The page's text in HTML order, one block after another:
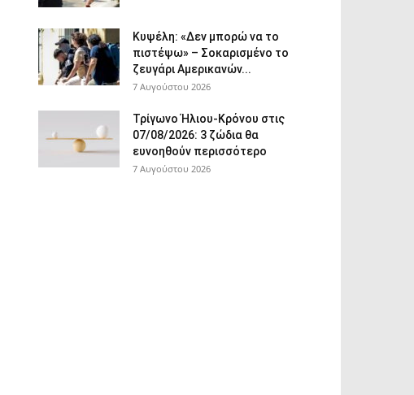
Κυψέλη: «Δεν μπορώ να το
πιστέψω» – Σοκαρισμένο το
ζευγάρι Αμερικανών...
7 Αυγούστου 2026
Τρίγωνο Ήλιου-Κρόνου στις
07/08/2026: 3 ζώδια θα
ευνοηθούν περισσότερο
7 Αυγούστου 2026